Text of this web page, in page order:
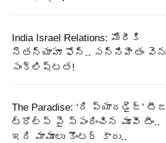
India Israel Relations: మోదీకి
నెతన్యాహూ ఫోన్‌.. సన్నిహితం
సంక్లిష్టత!
The Paradise: ‘ది ప్యారడైజ్’
ట్రోల్స్ పై స్పందించిన మూవీ టీం..
ఇది మామూలు కౌంటర్ కాదు..